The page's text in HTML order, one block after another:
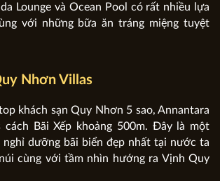
Lounge và Ocean Pool có rất nhiều lựa
với những bữa ăn tráng miệng tuyệt
Nhơn Villas
khách sạn Quy Nhơn 5 sao, Annantara
cách Bãi Xếp khoảng 500m. Đây là một
dưỡng bãi biển đẹp nhất tại nước ta
cùng với tầm nhìn hướng ra Vịnh Quy